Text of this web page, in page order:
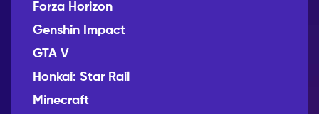
Forza Horizon
Genshin Impact
GTA V
Honkai: Star Rail
Minecraft